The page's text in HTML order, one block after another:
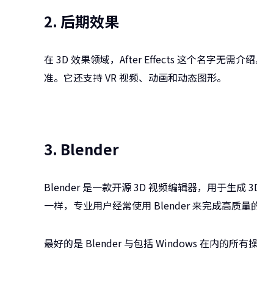
2. 后期效果
在 3D 效果领域，After Effects 这个名字无需介
准。它还支持 VR 视频、动画和动态图形。
3. Blender
Blender 是一款开源 3D 视频编辑器，用于生成
一样，专业用户经常使用 Blender 来完成高质量
最好的是 Blender 与包括 Windows 在内的所有